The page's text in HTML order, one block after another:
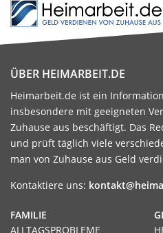
ÜBER HEIMARBEIT.DE
Heimarbeit.de ist ein
insbesondere mit geeigneten
Zuhause aus beschäftigt. Das
und prüft täglich viele
man von Zuhause aus Geld
Kontaktiere uns:
FAMILIE
ALLTAGSPROBLEME